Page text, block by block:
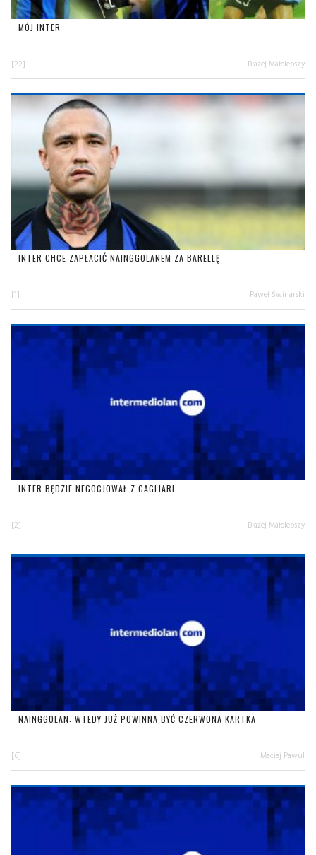
MÓJ INTER
[22] Błażej Małolepszy
INTER CHCE ZAPŁACIĆ NAINGGOLANEM ZA BARELLĘ
[1] Paweł Świnarski
INTER BĘDZIE NEGOCJOWAŁ Z CAGLIARI
[2] Błażej Małolepszy
NAINGGOLAN: WTEDY JUŻ POWINNA BYĆ CZERWONA KARTKA
[6] Maciej Pawul